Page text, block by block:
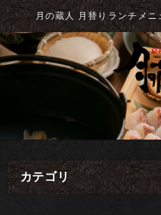
月の蔵人 月替りランチメニ
カテゴリ